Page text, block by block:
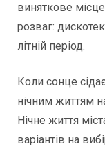
виняткове
розваг:
літній період.
Коли сонце
нічним життям
Нічне життя
варіантів на